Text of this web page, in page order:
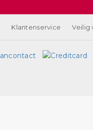
Klantenservice Veilig